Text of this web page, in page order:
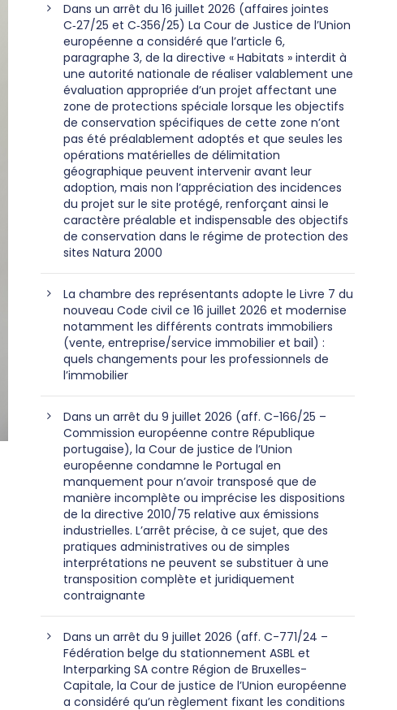
Dans un arrêt du 16 juillet 2026 (affaires jointes
C‑27/25 et C‑356/25) La Cour de Justice de l’Union
européenne a considéré que l’article 6,
paragraphe 3, de la directive « Habitats » interdit à
une autorité nationale de réaliser valablement une
évaluation appropriée d’un projet affectant une
zone de protections spéciale lorsque les objectifs
de conservation spécifiques de cette zone n’ont
pas été préalablement adoptés et que seules les
opérations matérielles de délimitation
géographique peuvent intervenir avant leur
adoption, mais non l’appréciation des incidences
du projet sur le site protégé, renforçant ainsi le
caractère préalable et indispensable des objectifs
de conservation dans le régime de protection des
sites Natura 2000
La chambre des représentants adopte le Livre 7 du
nouveau Code civil ce 16 juillet 2026 et modernise
notamment les différents contrats immobiliers
(vente, entreprise/service immobilier et bail) :
quels changements pour les professionnels de
l’immobilier
Dans un arrêt du 9 juillet 2026 (aff. C-166/25 –
Commission européenne contre République
portugaise), la Cour de justice de l’Union
européenne condamne le Portugal en
manquement pour n’avoir transposé que de
manière incomplète ou imprécise les dispositions
de la directive 2010/75 relative aux émissions
industrielles. L’arrêt précise, à ce sujet, que des
pratiques administratives ou de simples
interprétations ne peuvent se substituer à une
transposition complète et juridiquement
contraignante
Dans un arrêt du 9 juillet 2026 (aff. C-771/24 –
Fédération belge du stationnement ASBL et
Interparking SA contre Région de Bruxelles-
Capitale, la Cour de justice de l’Union européenne
a considéré qu’un règlement fixant les conditions